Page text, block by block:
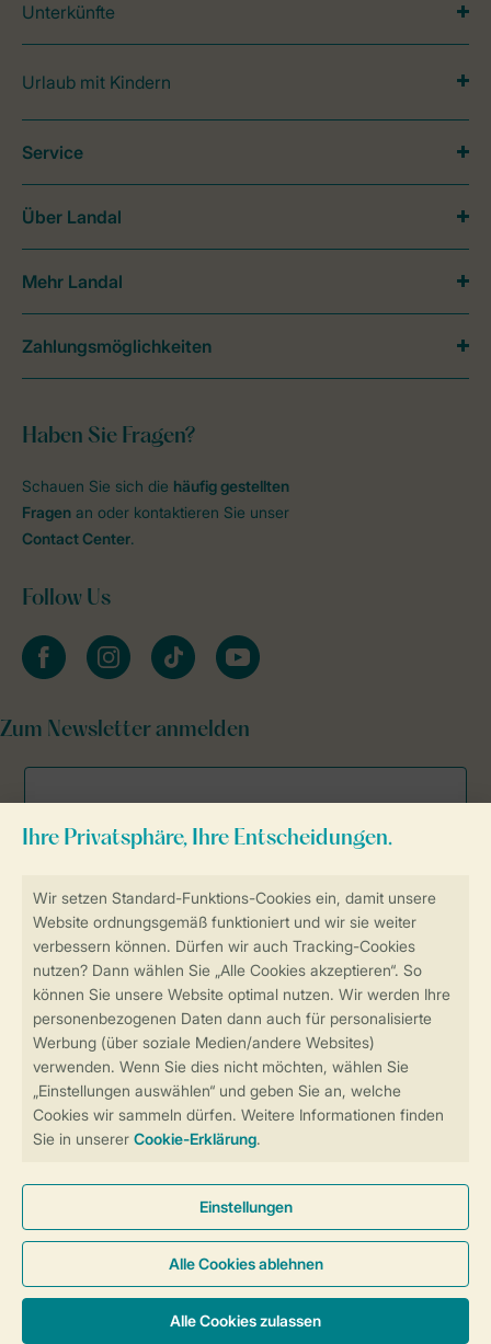
Sicherstellung Deiner Privatsphäre
Weitere Informationen und Einstellungen
Sicher und schnell zur Online-Buchung
Sichere Datenübertragung
Sicheres Bezahlen
Unterkünfte
Urlaub mit Kindern
Haben Sie Fragen?
Schauen Sie sich die häufig gestellten
Fragen an oder kontaktieren Sie unser
Contact Center.
Follow Us
facebookinstagramtiktok youtube
Zum Newsletter anmelden
Service
Über Landal
Mehr Landal
Zahlungsmöglichkeiten
Allgemeine Bedingungen Impressum
Cookies und Banner
Barrierefreiheit